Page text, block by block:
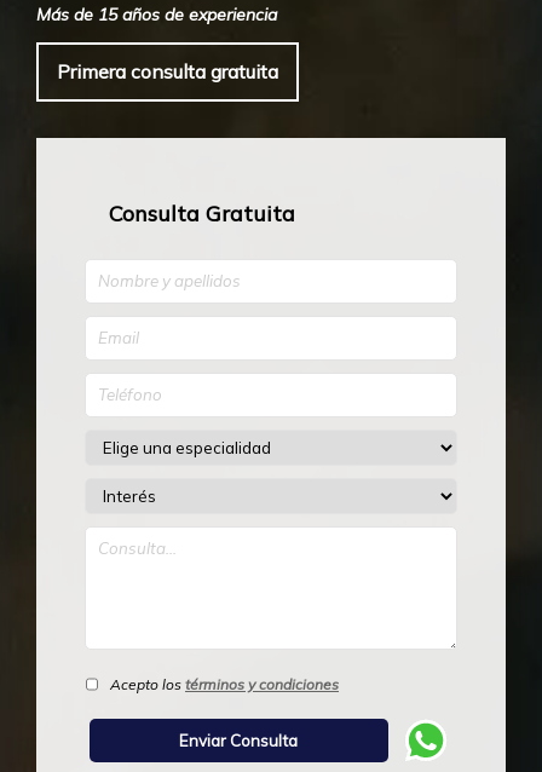
Más de 15 años de experiencia
Primera consulta gratuita
Consulta Gratuita
Acepto los términos y condiciones